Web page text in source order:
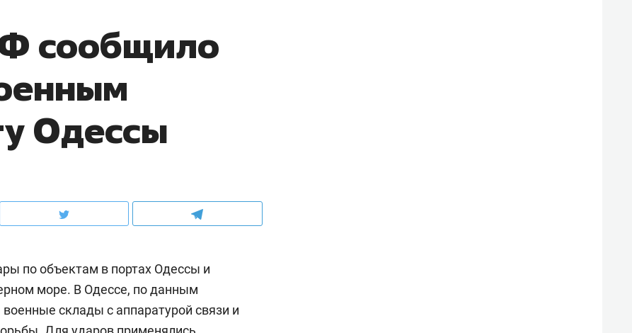
сообщило
Одессы
по объектам в портах Одессы и
море. В Одессе, по данным
склады с аппаратурой связи и